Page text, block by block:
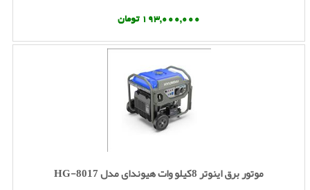
193,000,000 تومان
موتور برق اینوتر 8کیلو وات هیوندای مدل HG-8017